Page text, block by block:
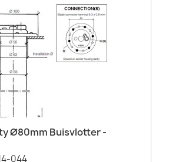
Ø80mm Buisvlotter -
044